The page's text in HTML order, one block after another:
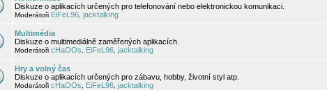
Diskuze o aplikacích určených pro telefonování nebo elektronickou komunikaci.
Moderátoři EiFeL96 jacktalking
Multimédia
Diskuze o multimediálně zaměřených aplikacích.
Moderátoři cHaOOs EiFeL96 jacktalking
Hry a volný čas
Diskuze o aplikacích určených pro zábavu, hobby, životní styl atp.
Moderátoři cHaOOs EiFeL96 jacktalking